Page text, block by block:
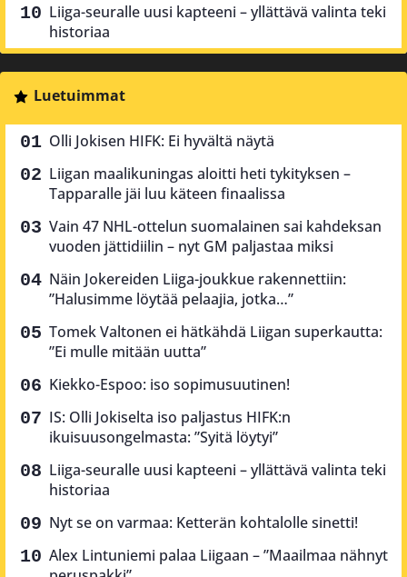
Liiga-seuralle uusi kapteeni – yllättävä valinta teki
historiaa
Luetuimmat
Olli Jokisen HIFK: Ei hyvältä näytä
Liigan maalikuningas aloitti heti tykityksen –
Tapparalle jäi luu käteen finaalissa
Vain 47 NHL-ottelun suomalainen sai kahdeksan
vuoden jättidiilin – nyt GM paljastaa miksi
Näin Jokereiden Liiga-joukkue rakennettiin:
”Halusimme löytää pelaajia, jotka…”
Tomek Valtonen ei hätkähdä Liigan superkautta:
”Ei mulle mitään uutta”
Kiekko-Espoo: iso sopimusuutinen!
IS: Olli Jokiselta iso paljastus HIFK:n
ikuisuusongelmasta: ”Syitä löytyi”
Liiga-seuralle uusi kapteeni – yllättävä valinta teki
historiaa
Nyt se on varmaa: Ketterän kohtalolle sinetti!
Alex Lintuniemi palaa Liigaan – ”Maailmaa nähnyt